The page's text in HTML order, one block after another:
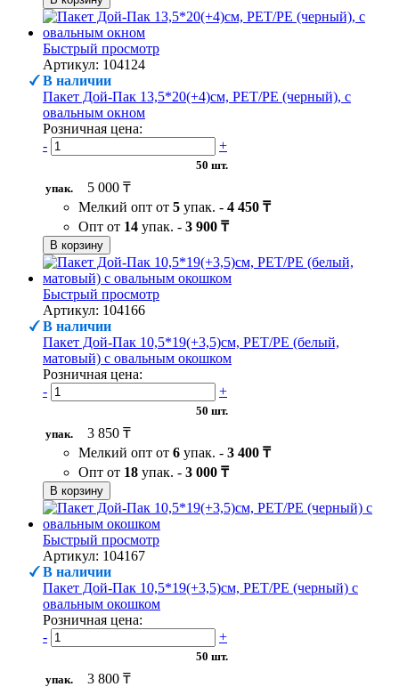
Быстрый просмотр
Артикул: 104124
В наличии
Пакет Дой-Пак 13,5*20(+4)см, PET/PE (черный), с
овальным окном
Розничная цена:
-
+
50 шт.
упак.
5 000 ₸
Мелкий опт от 5 упак. - 4 450 ₸
Опт от 14 упак. - 3 900 ₸
В корзину
Быстрый просмотр
Артикул: 104166
В наличии
Пакет Дой-Пак 10,5*19(+3,5)см, PET/PE (белый,
матовый) с овальным окошком
Розничная цена:
-
+
50 шт.
упак.
3 850 ₸
Мелкий опт от 6 упак. - 3 400 ₸
Опт от 18 упак. - 3 000 ₸
В корзину
Быстрый просмотр
Артикул: 104167
В наличии
Пакет Дой-Пак 10,5*19(+3,5)см, PET/PE (черный) с
овальным окошком
Розничная цена:
-
+
50 шт.
упак.
3 800 ₸